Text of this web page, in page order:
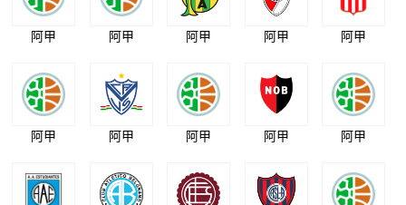
阿甲 阿甲 阿甲 阿甲 阿甲
阿甲 阿甲 阿甲 阿甲 阿甲